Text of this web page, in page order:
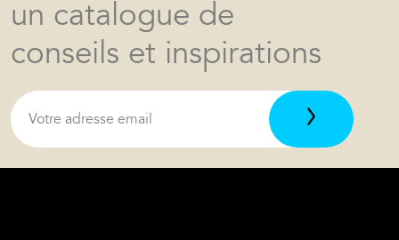
un catalogue de
conseils et inspirations